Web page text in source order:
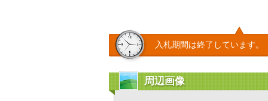
入札期間は終了しています。
周辺画像